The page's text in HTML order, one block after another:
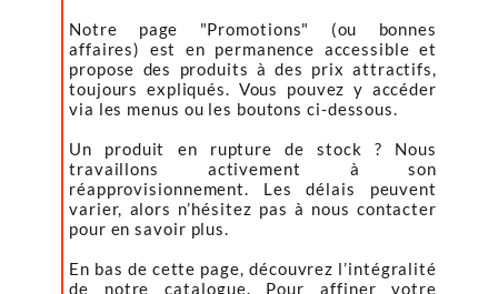
Notre page "Promotions" (ou bonnes
affaires) est en permanence accessible et
propose des produits à des prix attractifs,
toujours expliqués. Vous pouvez y accéder
via les menus ou les boutons ci-dessous.
Un produit en rupture de stock ? Nous
travaillons activement à son
réapprovisionnement. Les délais peuvent
varier, alors n’hésitez pas à nous contacter
pour en savoir plus.
En bas de cette page, découvrez l’intégralité
de notre catalogue. Pour affiner votre